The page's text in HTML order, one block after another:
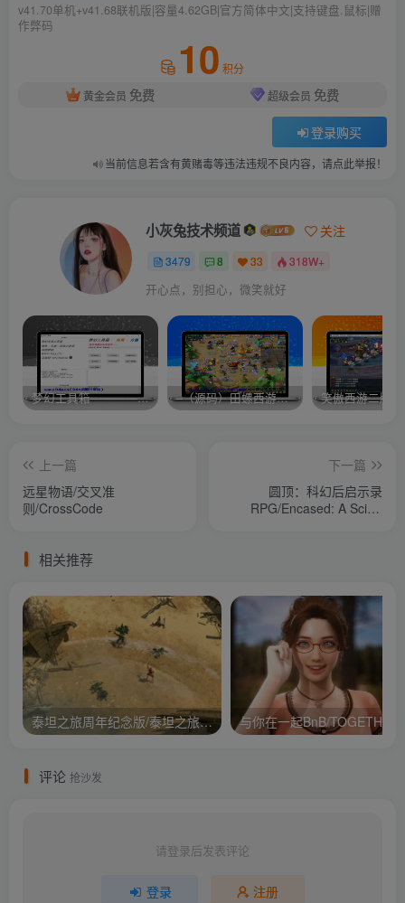
v41.70单机+v41.68联机版|容量4.62GB|官方简体中文|支持键盘.鼠标|赠
作弊码
10 积分
黄金会员 免费 超级会员 免费
登录购买
当前信息若含有黄赌毒等违法违规不良内容，请点此举报！
小灰兔技术频道 关注
3479 8 33 318W+
开心点，别担心，微笑就好
梦幻工具箱————-免费 –（源码）田螺西游9.0 假人摆摊18门派飞升渡劫化圣助战最新BB谛听…. 笑傲西游二版-
上一篇
远星物语/交叉准
则/CrossCode
下一篇
圆顶：科幻后启示录
RPG/Encased: A Sci-Fi
相关推荐
泰坦之旅周年纪念版/泰坦之旅：不朽王座/Titan Quest Anniversary Edition
评论 抢沙发
请登录后发表评论
登录 注册